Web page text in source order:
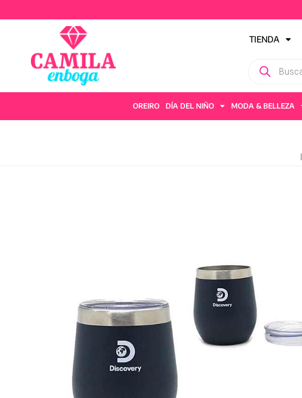
TIENDA
OREIRO DÍA DEL NIÑO MODA & BELLEZA